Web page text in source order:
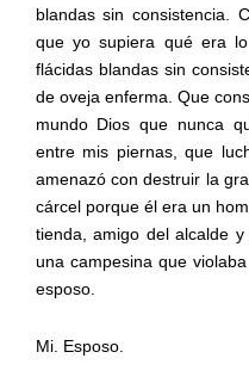
blandas sin consistencia.
que yo supiera qué era
flácidas blandas sin
de oveja enferma. Que
mundo Dios que nunca
entre mis piernas, que
amenazó con destruir la
cárcel porque él era un
tienda, amigo del alcalde
una campesina que
esposo.
Mi. Esposo.